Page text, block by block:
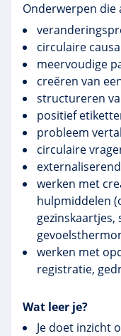
Onderwerpen die
circulaire
meervoudige
creëren van
structureren
positief
probleem
circulaire
werken met
hulpmiddelen
gezinskaartjes,
werken met
registratie,
Wat leer je?
Je doet inzicht